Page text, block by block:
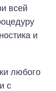
всей
и
любого
с